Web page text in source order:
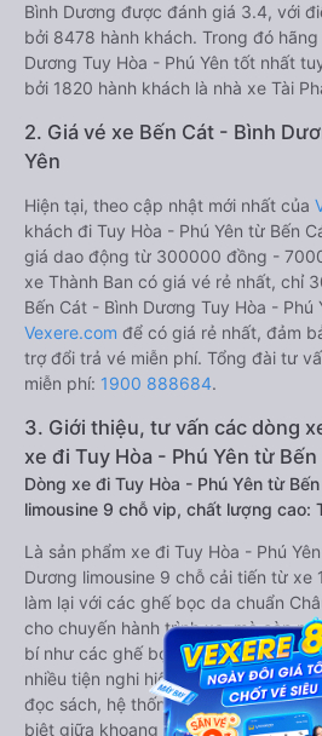
Bình Dương được đánh giá 3.4, với
bởi 8478 hành khách. Trong đó
Dương Tuy Hòa - Phú Yên tốt nhất
bởi 1820 hành khách là nhà xe Tài
2. Giá vé xe Bến Cát - Bình
Yên
Hiện tại, theo cập nhật mới nhất của
khách đi Tuy Hòa - Phú Yên từ Bến
giá dao động từ 300000 đồng -
xe Thành Ban có giá vé rẻ nhất, chỉ
Bến Cát - Bình Dương Tuy Hòa - Phú
Vexere.com để có giá rẻ nhất, đảm
trợ đổi trả vé miễn phí. Tổng đài tư
miễn phí: 1900 888684.
3. Giới thiệu, tư vấn các dòng
xe đi Tuy Hòa - Phú Yên từ
Dòng xe đi Tuy Hòa - Phú Yên từ
limousine 9 chỗ vip, chất lượng cao:
Là sản phẩm xe đi Tuy Hòa - Phú
Dương limousine 9 chỗ cải tiến từ xe
làm lại với các ghế bọc da chuẩn
cho chuyến hành trình xa, mà còn
bí như các ghế bọc da bình thường.
nhiều tiện nghi hiện đại như ti-vi, tủ
đọc sách, hệ thống âm thanh cao
biệt giữa khoang lái và khoang hành